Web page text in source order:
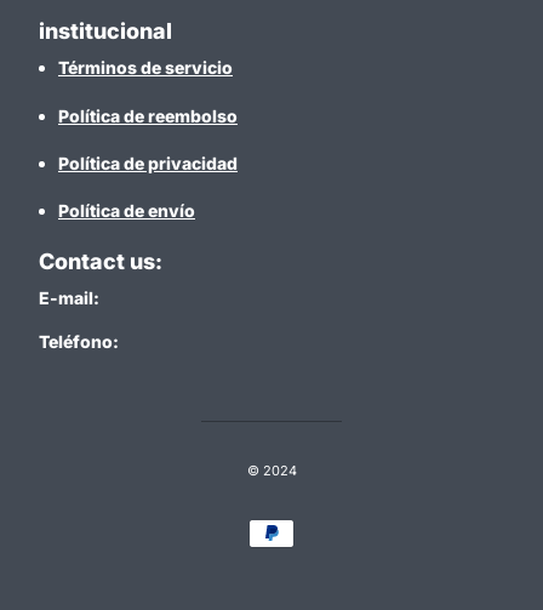
institucional
Términos de servicio
Política de reembolso
Política de privacidad
Política de envío
Contact us:
E-mail:
Teléfono:
© 2024